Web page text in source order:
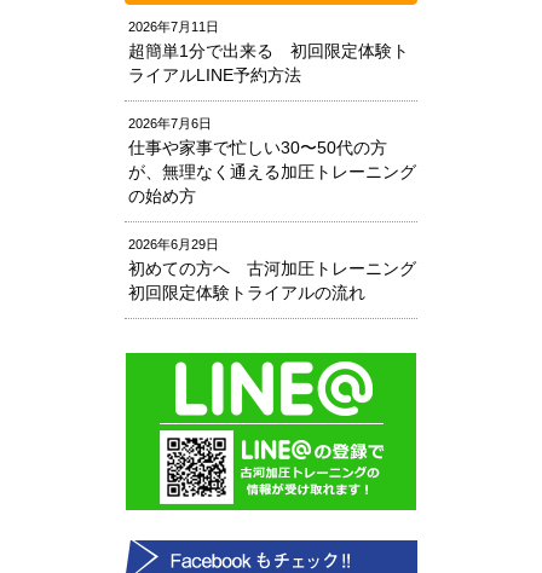
2026年7月11日
超簡単1分で出来る 初回限定体験ト
ライアルLINE予約方法
2026年7月6日
仕事や家事で忙しい30〜50代の方
が、無理なく通える加圧トレーニング
の始め方
2026年6月29日
初めての方へ 古河加圧トレーニング
初回限定体験トライアルの流れ